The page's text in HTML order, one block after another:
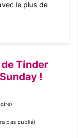
le plus de
Tinder
!
pas publié)